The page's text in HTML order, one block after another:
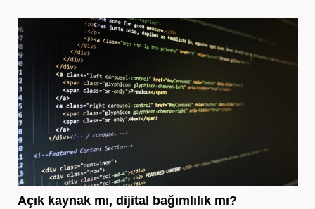
Açık kaynak mı, dijital bağımlılık mı?